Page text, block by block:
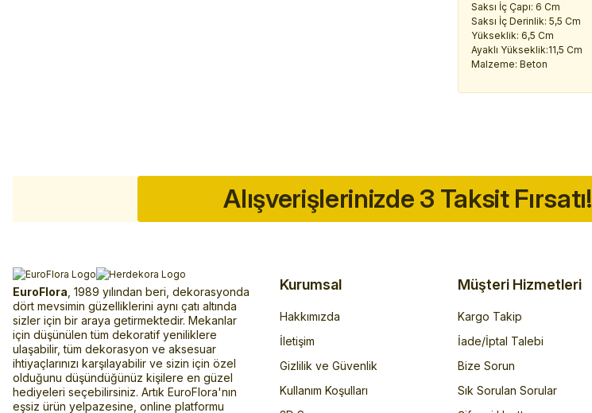
Saksı İç Çapı: 6 Cm
Saksı İç Derinlik: 5,5 Cm
Yükseklik: 6,5 Cm
Ayaklı Yükseklik:11,5 Cm
Malzeme: Beton
Alışverişlerinizde 3 Taksit Fırsatı!
EuroFlora , 1989 yılından beri, dekorasyonda
dört mevsimin güzelliklerini aynı çatı altında
sizler için bir araya getirmektedir. Mekanlar
için düşünülen tüm dekoratif yeniliklere
ulaşabilir, tüm dekorasyon ve aksesuar
ihtiyaçlarınızı karşılayabilir ve sizin için özel
olduğunu düşündüğünüz kişilere en güzel
hediyeleri seçebilirsiniz. Artık EuroFlora'nın
eşsiz ürün yelpazesine, online platformu
Kurumsal
Hakkımızda
İletişim
Gizlilik ve Güvenlik
Kullanım Koşulları
Müşteri Hizmetleri
Kargo Takip
İade/İptal Talebi
Bize Sorun
Sık Sorulan Sorular